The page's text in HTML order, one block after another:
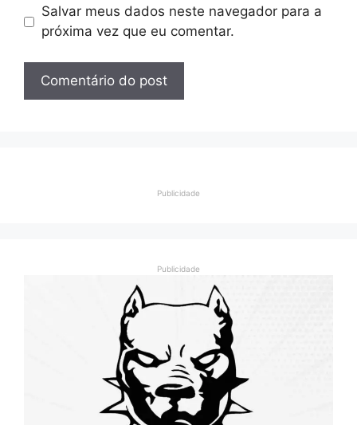
Salvar meus dados neste navegador para a
próxima vez que eu comentar.
Publicidade
Publicidade